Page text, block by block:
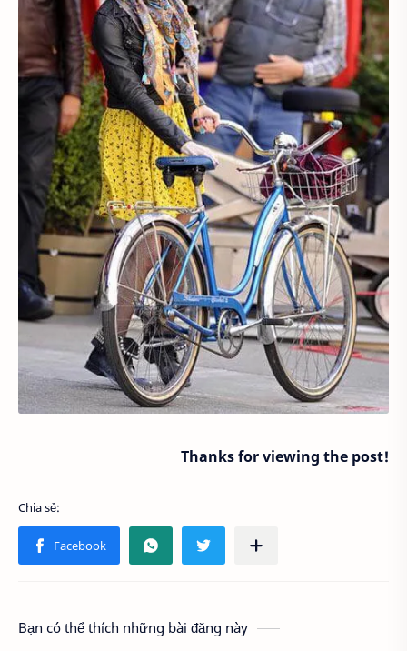
Thanks for viewing the post!
Bạn có thể thích những bài đăng này